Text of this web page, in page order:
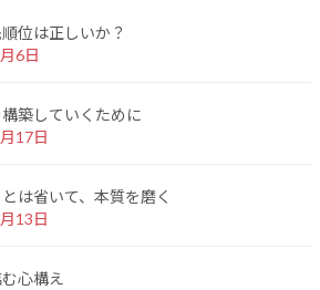
位は正しいか？
6日
築していくために
17日
は省いて、本質を磨く
13日
心構え